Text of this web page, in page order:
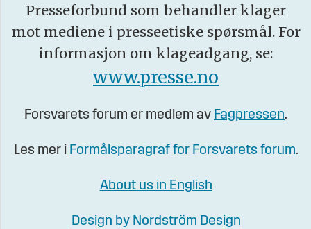
Presseforbund som behandler klager
mot mediene i presseetiske spørsmål. For
informasjon om klageadgang, se:
www.presse.no
Forsvarets forum er medlem av Fagpressen.
Les mer i Formålsparagraf for Forsvarets forum.
About us in English
Design by Nordström Design